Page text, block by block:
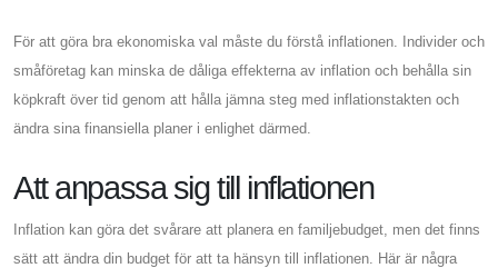
För att göra bra ekonomiska val måste du förstå inflationen. Individer och
småföretag kan minska de dåliga effekterna av inflation och behålla sin
köpkraft över tid genom att hålla jämna steg med inflationstakten och
ändra sina finansiella planer i enlighet därmed.
Att anpassa sig till inflationen
Inflation kan göra det svårare att planera en familjebudget, men det finns
sätt att ändra din budget för att ta hänsyn till inflationen. Här är några